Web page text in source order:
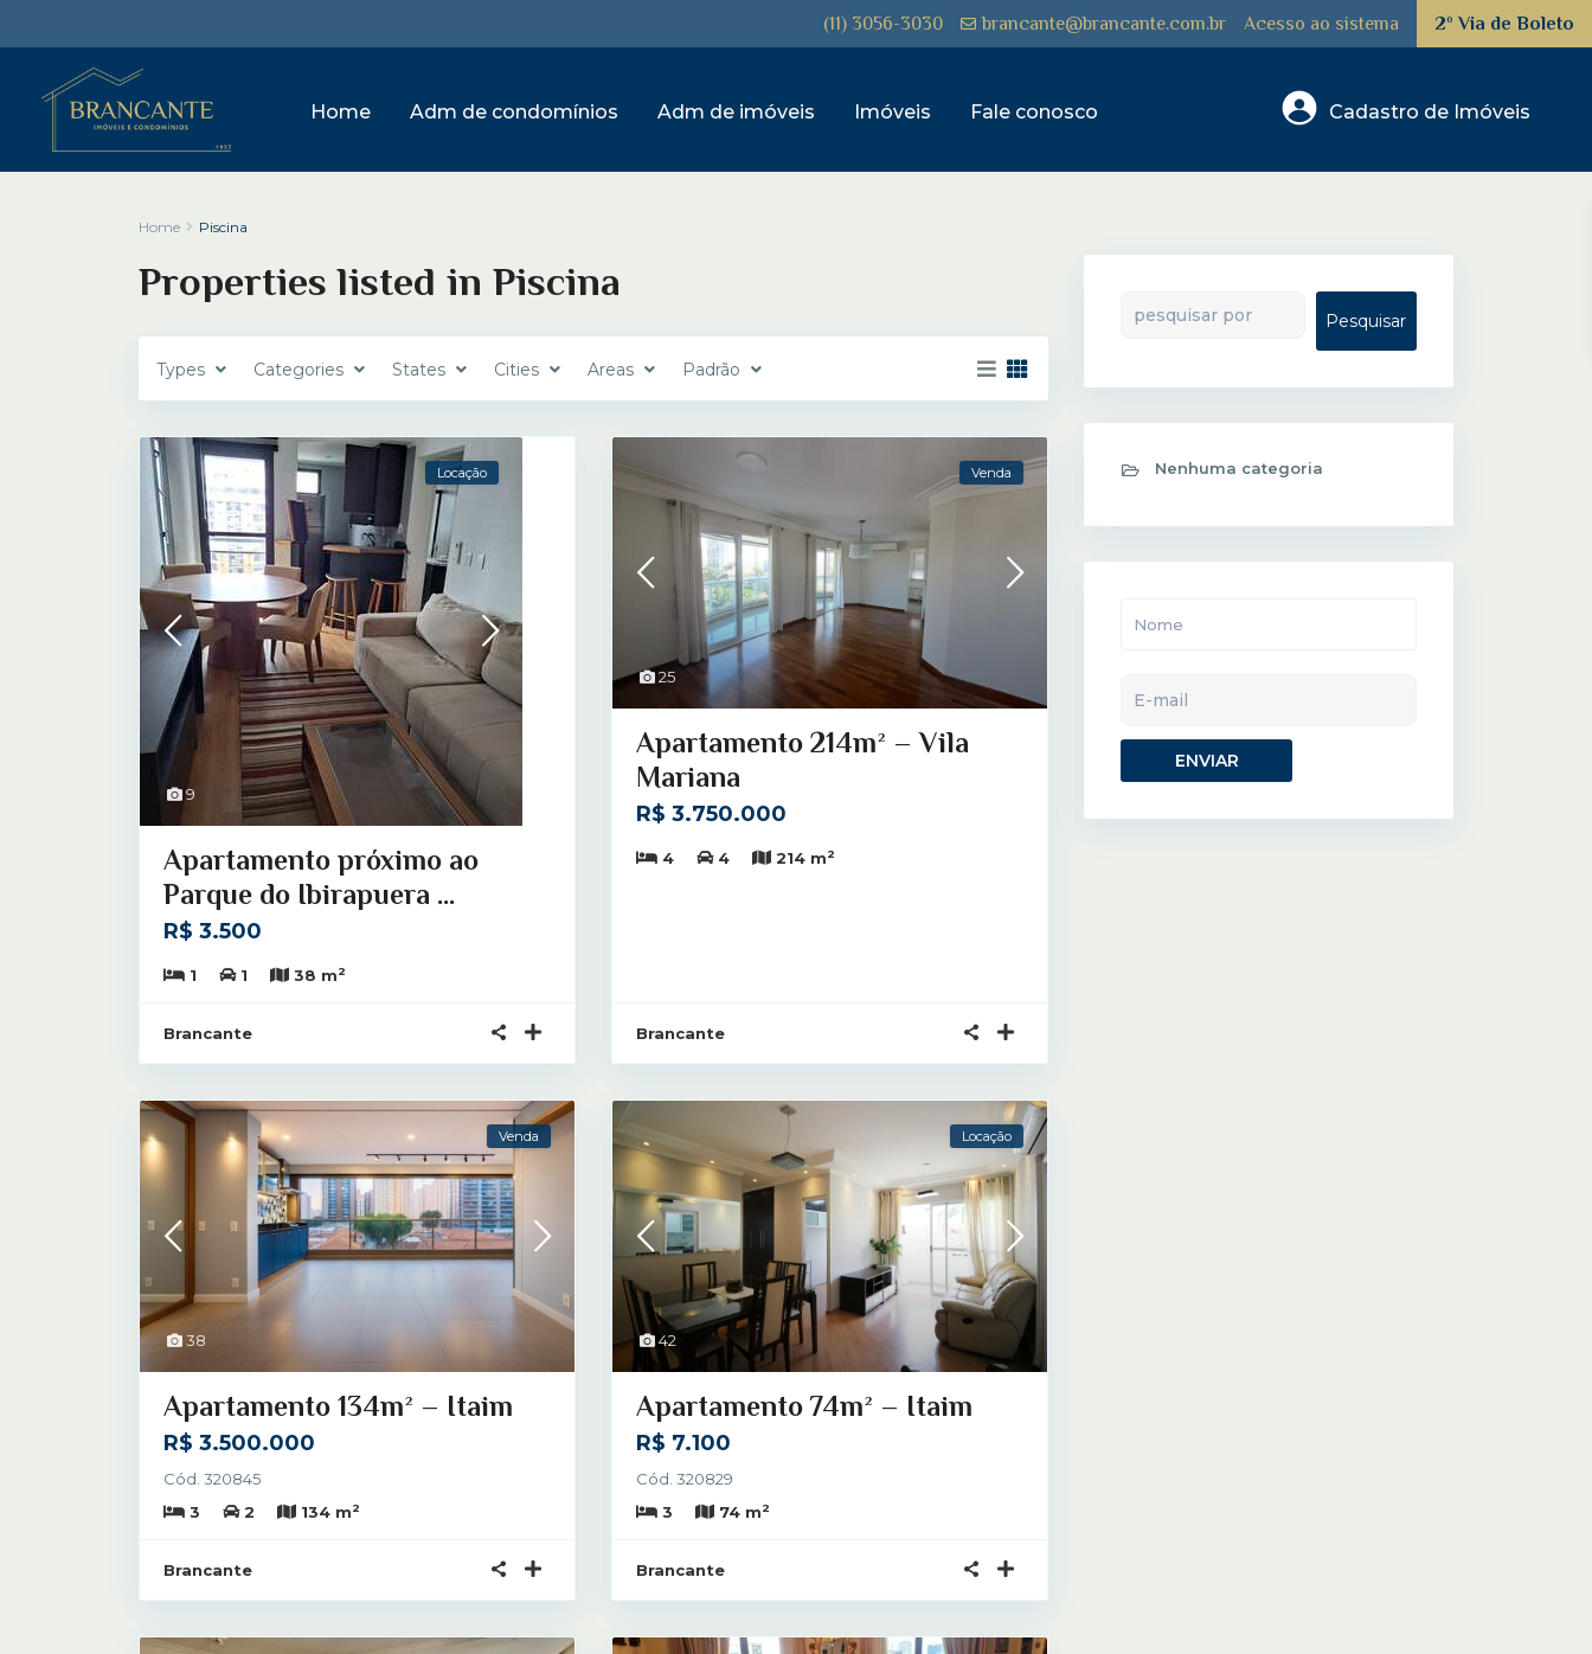
(11) 3056-3030 brancante@brancante.com.br Acesso ao sistema 2º Via de Boleto
Home Adm de condomínios Adm de imóveis Imóveis Fale conosco
Home Piscina
Properties listed in Piscina
Types Categories States Cities Areas Padrão
9
Locação
Apartamento próximo ao
Parque do Ibirapuera ...
R$ 3.500
1 1 38 m2
Brancante
25
Venda
Apartamento 214m² – Vila
Mariana
R$ 3.750.000
4 4 214 m2
Brancante
38
Venda
Apartamento 134m² – Itaim
R$ 3.500.000
Cód. 320845
3
2 134 m2
Brancante
42
Locação
Apartamento 74m² – Itaim
R$ 7.100
Cód. 320829
3
74 m2
Brancante
Pesquisar
Nenhuma categoria